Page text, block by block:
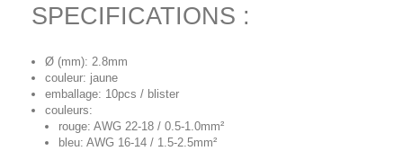
SPECIFICATIONS :
Ø (mm): 2.8mm
couleur: jaune
emballage: 10pcs / blister
couleurs:
rouge: AWG 22-18 / 0.5-1.0mm²
bleu: AWG 16-14 / 1.5-2.5mm²